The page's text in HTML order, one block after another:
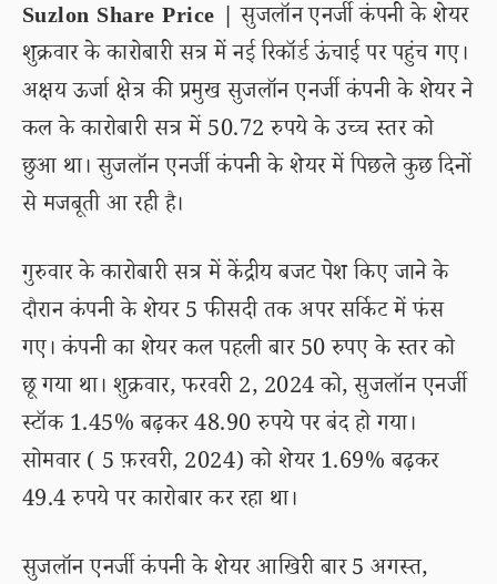
Suzlon Share Price | सुजलॉन एनर्जी कंपनी के शेयर
शुक्रवार के कारोबारी सत्र में नई रिकॉर्ड ऊंचाई पर पहुंच गए।
अक्षय ऊर्जा क्षेत्र की प्रमुख सुजलॉन एनर्जी कंपनी के शेयर ने
कल के कारोबारी सत्र में 50.72 रुपये के उच्च स्तर को
छुआ था। सुजलॉन एनर्जी कंपनी के शेयर में पिछले कुछ दिनों
से मजबूती आ रही है।
गुरुवार के कारोबारी सत्र में केंद्रीय बजट पेश किए जाने के
दौरान कंपनी के शेयर 5 फीसदी तक अपर सर्किट में फंस
गए। कंपनी का शेयर कल पहली बार 50 रुपए के स्तर को
छू गया था। शुक्रवार, फरवरी 2, 2024 को, सुजलॉन एनर्जी
स्टॉक 1.45% बढ़कर 48.90 रुपये पर बंद हो गया।
सोमवार ( 5 फ़रवरी, 2024) को शेयर 1.69% बढ़कर
49.4 रुपये पर कारोबार कर रहा था।
सुजलॉन एनर्जी कंपनी के शेयर आखिरी बार 5 अगस्त,